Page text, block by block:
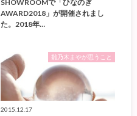
SHOWROOMで「ひなのぎ
AWARD2018」が開催されまし
た。2018年…
雛乃木まやが思うこと
2015.12.17